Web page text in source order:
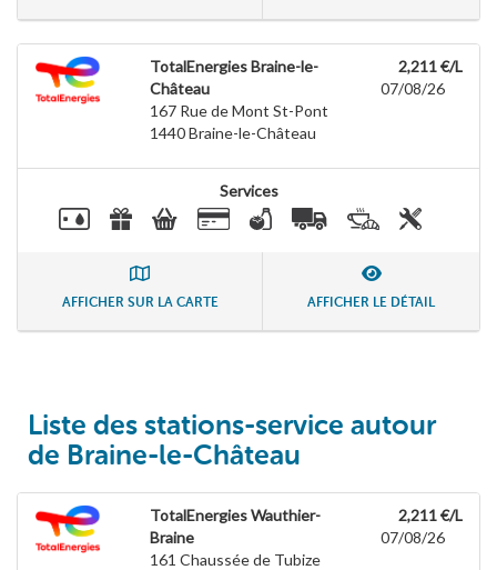
TotalEnergies Braine-le-
Château
167 Rue de Mont St-Pont
1440Braine-le-Château
2,211 €/L
07/08/26
Services
AFFICHER SUR LA CARTE AFFICHER LE DÉTAIL
Liste des stations-service autour
de Braine-le-Château
TotalEnergies Wauthier-
Braine
161 Chaussée de Tubize
2,211 €/L
07/08/26